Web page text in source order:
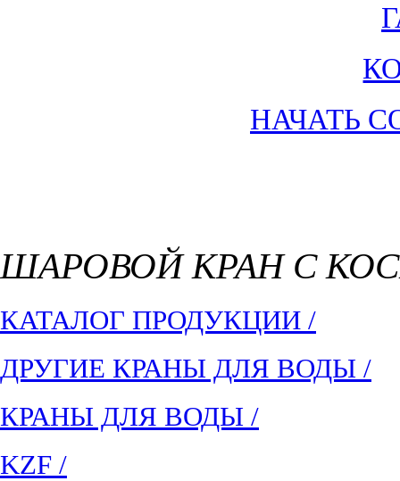
НАЧАТЬ
ШАРОВОЙ КРАН С
КАТАЛОГ ПРОДУКЦИИ /
ДРУГИЕ КРАНЫ ДЛЯ ВОДЫ /
КРАНЫ ДЛЯ ВОДЫ /
KZF /